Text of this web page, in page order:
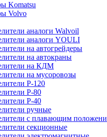
Komatsu
Volvo
аналоги Walvoil
аналоги YOULI
на автогрейдеры
на автокраны
на КДМ
на мусоровозы
Р-120
Р-80
Р-40
ручные
с плавающим
секционные